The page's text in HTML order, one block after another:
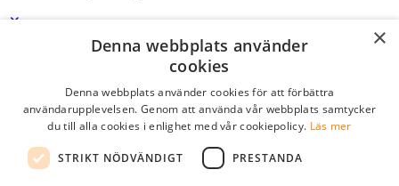
Logga in som företag
Lösenord
kom ihåg mig
×
Denna webbplats använder
cookies
Denna webbplats använder cookies för att förbättra
användarupplevelsen. Genom att använda vår webbplats samtycker
du till alla cookies i enlighet med vår cookiepolicy. Läs mer
STRIKT NÖDVÄNDIGT PRESTANDA